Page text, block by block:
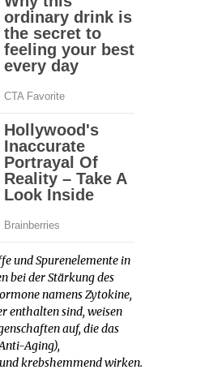
und Spurenelemente in
bei der Stärkung des
namens Zytokine,
enthalten sind, weisen
auf, die das
Aging),
krebshemmend wirken.